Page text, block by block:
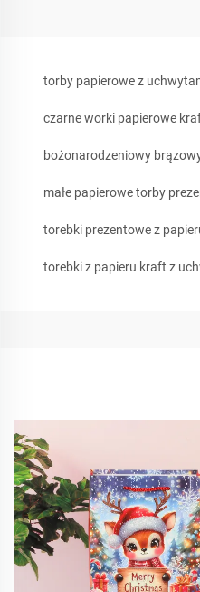
torby papierowe z
czarne worki papierowe
bożonarodzeniowy
małe papierowe torby
torebki prezentowe z
torebki z papieru kraft z